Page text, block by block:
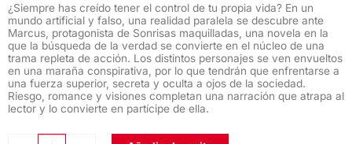
¿Siempre has creído tener el control de tu propia vida? En un
mundo artificial y falso, una realidad paralela se descubre ante
Marcus, protagonista de Sonrisas maquilladas, una novela en la
que la búsqueda de la verdad se convierte en el núcleo de una
trama repleta de acción. Los distintos personajes se ven envueltos
en una maraña conspirativa, por lo que tendrán que enfrentarse a
una fuerza superior, secreta y oculta a ojos de la sociedad.
Riesgo, romance y visiones completan una narración que atrapa al
lector y lo convierte en partícipe de ella.
SONRISAS